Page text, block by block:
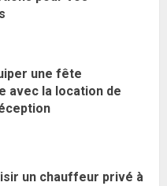
une fête
avec la location de
un chauffeur privé à